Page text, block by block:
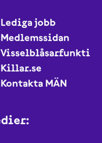
Lediga jobb
Medlemssidan
Visselblåsarfunktion
Killar.se
Kontakta MÄN